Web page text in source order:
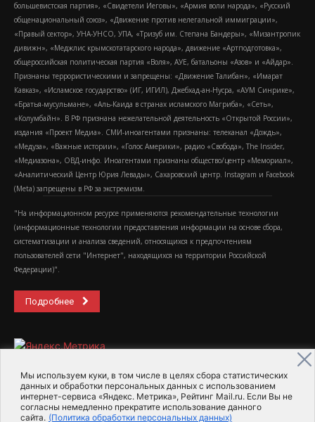
Мы используем куки, в том числе в целях сбора статистических
данных и обработки персональных данных с использованием
интернет-сервиса «Яндекс. Метрика», Рейтинг Mail.ru. Если Вы не
согласны немедленно прекратите использование данного
сайта. (Политика обработки персональных данных)
большевистская партия», «Свидетели Иеговы», «Армия воли народа», «Русский
общенациональный союз», «Движение против нелегальной иммиграции»,
«Правый сектор», УНА-УНСО, УПА, «Тризуб им. Степана Бандеры», «Мизантропик
дивижн», «Меджлис крымскотатарского народа», движение «Артподготовка»,
общероссийская политическая партия «Воля», АУЕ, батальоны «Азов» и «Айдар».
Признаны террористическими и запрещены: «Движение Талибан», «Имарат
Кавказ», «Исламское государство» (ИГ, ИГИЛ), Джебхад-ан-Нусра, «АУМ Синрике»,
«Братья-мусульмане», «Аль-Каида в странах исламского Магриба», «Сеть»,
«Колумбайн». В РФ признана нежелательной деятельность «Открытой России»,
издания «Проект Медиа». СМИ-иноагентами признаны: телеканал «Дождь»,
«Медуза», «Важные истории», «Голос Америки», радио «Свобода», The Insider,
«Медиазона», ОВД-инфо. Иноагентами признаны общество/центр «Мемориал»,
«Аналитический Центр Юрия Левады», Сахаровский центр. Instagram и Facebook
(Metа) запрещены в РФ за экстремизм.
"На информационном ресурсе применяются рекомендательные технологии
(информационные технологии предоставления информации на основе сбора,
систематизации и анализа сведений, относящихся к предпочтениям
пользователей сети "Интернет", находящихся на территории Российской
Федерации)".
Подробнее
2015-2026- Информационное агентство МедиаПоток